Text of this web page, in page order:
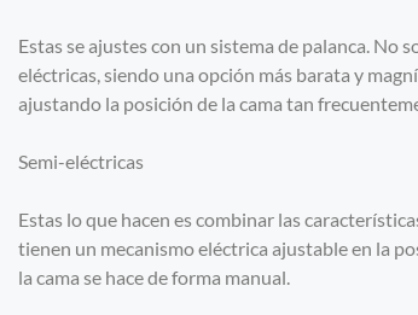
Estas se ajustes con un sistema de palanca. No
eléctricas, siendo una opción más barata y
ajustando la posición de la cama tan
Semi-eléctricas
Estas lo que hacen es combinar las
tienen un mecanismo eléctrica ajustable en la
la cama se hace de forma manual.